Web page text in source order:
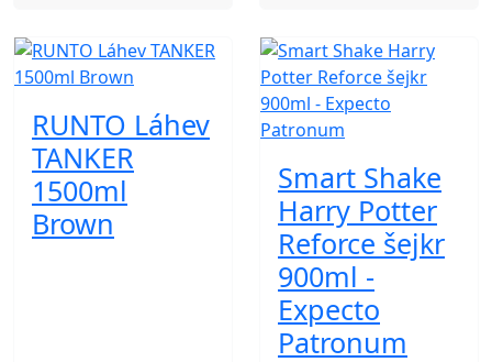
RUNTO Láhev
TANKER
1500ml
Brown
Smart Shake
Harry Potter
Reforce šejkr
900ml -
Expecto
Patronum